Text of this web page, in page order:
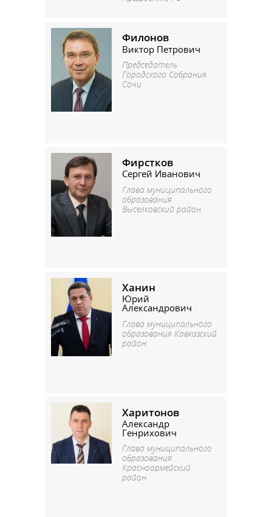
Филонов
Виктор Петрович
Председатель
Городского Собрания
Сочи
Фирстков
Сергей Иванович
Глава муниципального
образования
Выселковский район
Ханин
Юрий
Александрович
Глава муниципального
образования Кавказский
район
Харитонов
Александр
Генрихович
Глава муниципального
образования
Красноармейский
район